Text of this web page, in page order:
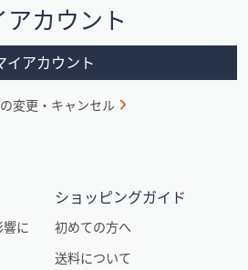
アカウント
イアカウント
変更・キャンセル
に
ショッピングガイド
初めての方へ
送料について